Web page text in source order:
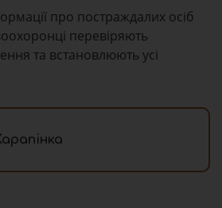
про постраждалих осіб
перевіряють
та встановлюють усі